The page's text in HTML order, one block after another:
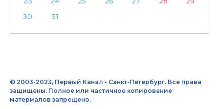
30
31
© 2003-2023, Первый Канал - Санкт-Петербург. Все права
защищены. Полное или частичное копирование
материалов запрещено.